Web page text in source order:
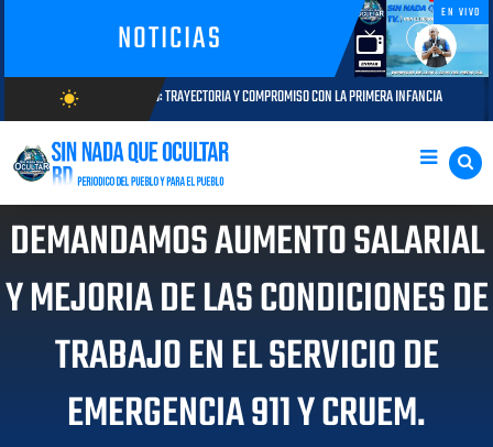
NOTICIAS
EN VIVO
wb_sunny
AGOSTO/9/2026
TRAYECTORIA Y COMPROMISO CON LA PRIMERA INFANCIA AGOSTO 05, 2026
DEMANDAMOS AUMENTO SALARIAL
Y MEJORIA DE LAS CONDICIONES DE
TRABAJO EN EL SERVICIO DE
EMERGENCIA 911 Y CRUEM.